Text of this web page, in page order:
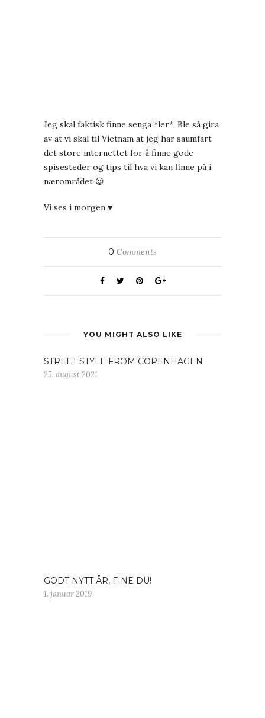
Jeg skal faktisk finne senga *ler*. Ble så gira
av at vi skal til Vietnam at jeg har saumfart
det store internettet for å finne gode
spisesteder og tips til hva vi kan finne på i
nærområdet 😉
Vi ses i morgen ♥
0 Comments
YOU MIGHT ALSO LIKE
STREET STYLE FROM COPENHAGEN
25. august 2021
GODT NYTT ÅR, FINE DU!
1. januar 2019